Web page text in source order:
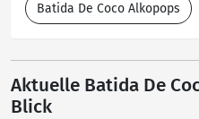
Batida De Coco Alkopops
Aktuelle Batida De
Blick